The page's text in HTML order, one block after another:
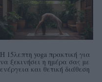
Η 15λεπτη yoga πρακτική για
να ξεκινήσει η ημέρα σας με
ενέργεια και θετική διάθεση